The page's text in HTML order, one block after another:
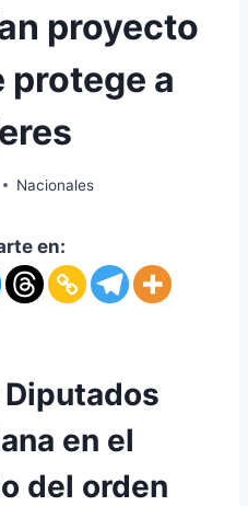
proyecto
protege a
Nacionales
en:
Diputados
en el
del orden